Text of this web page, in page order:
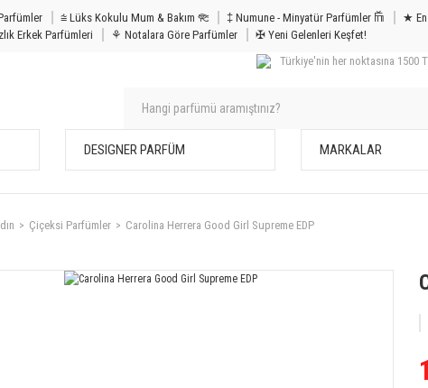
⩭ Lüks Kokulu Mum & Bakım 𐦝 ‡ Numune - Minyatür Parfümler 𐙏 ★ En
Erkek Parfümleri ⚘ Notalara Göre Parfümler ✠ Yeni Gelenleri Keşfet!
Türkiye'nin her noktasına 1500
DESIGNER PARFÜM MARKALAR
Çiçeksi Parfümler Carolina Herrera Good Girl Supreme EDP